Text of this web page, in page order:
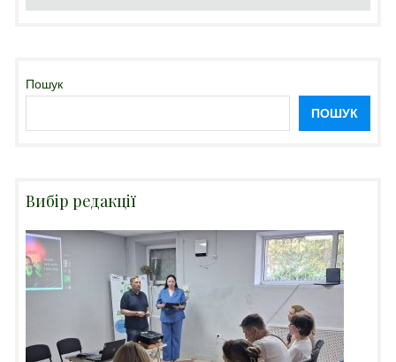
Пошук
ПОШУК
Вибір редакції